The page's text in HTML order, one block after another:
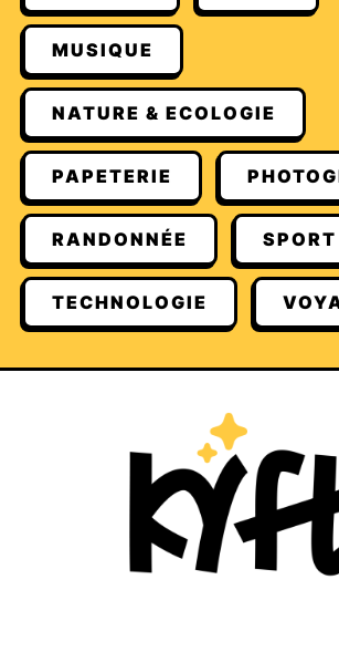
MUSIQUE
NATURE & ECOLOGIE
PAPETERIE
RANDONNÉE SPORT
TECHNOLOGIE